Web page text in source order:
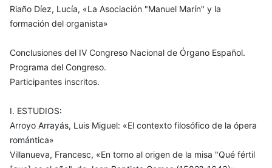
Riaño Díez, Lucía, «La Asociación "Manuel Marín" y la
formación del organista»
Conclusiones del IV Congreso Nacional de Órgano Español.
Programa del Congreso.
Participantes inscritos.
I. ESTUDIOS:
Arroyo Arrayás, Luis Miguel: «El contexto filosófico de la ópera
romántica»
Villanueva, Francesc, «En torno al origen de la misa "Qué fértil